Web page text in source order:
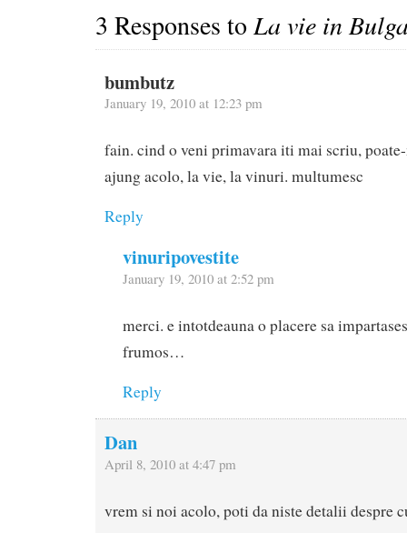
3 Responses toLa vie in
bumbutz
January 19, 2010 at 12:23 pm
fain. cind o veni primavara iti mai scriu,
ajung acolo, la vie, la vinuri. multumesc
Reply
vinuripovestite
January 19, 2010 at 2:52 pm
merci. e intotdeauna o placere sa
frumos…
Reply
Dan
April 8, 2010 at 4:47 pm
vrem si noi acolo, poti da niste detalii despre